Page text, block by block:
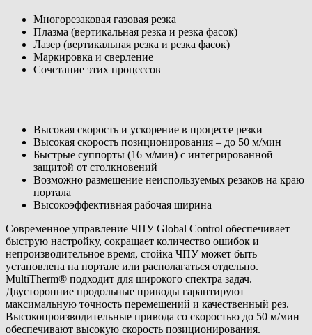
Многорезаковая газовая резка
Плазма (вертикальная резка и резка фасок)
Лазер (вертикальная резка и резка фасок)
Маркировка и сверление
Сочетание этих процессов
Высокая скорость и ускорение в процессе резки
Высокая скорость позиционирования – до 50 м/мин
Быстрые суппорты (16 м/мин) с интегрированной
защитой от столкновений
Возможно размещение неиспользуемых резаков на краю
портала
Высокоэффективная рабочая ширина
Современное управление ЧПУ Global Control обеспечивает
быструю настройку, сокращает количество ошибок и
непроизводительное время, стойка ЧПУ может быть
установлена на портале или располагаться отдельно.
MultiTherm® подходит для широкого спектра задач.
Двусторонние продольные приводы гарантируют
максимальную точность перемещений и качественный рез.
Высокопроизводительные привода со скоростью до 50 м/мин
обеспечивают высокую скорость позиционирования.